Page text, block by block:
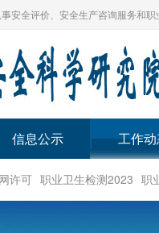
安全评价、安全生产咨询服务和
信息公示 工作
许可 职业卫生检测2023 职